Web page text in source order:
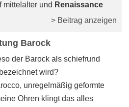
mittelalter und Renaissance
> Beitrag anzeigen
Barock
der Barock als schiefrund
wird?
unregelmäßig geformte
Ohren klingt das alles